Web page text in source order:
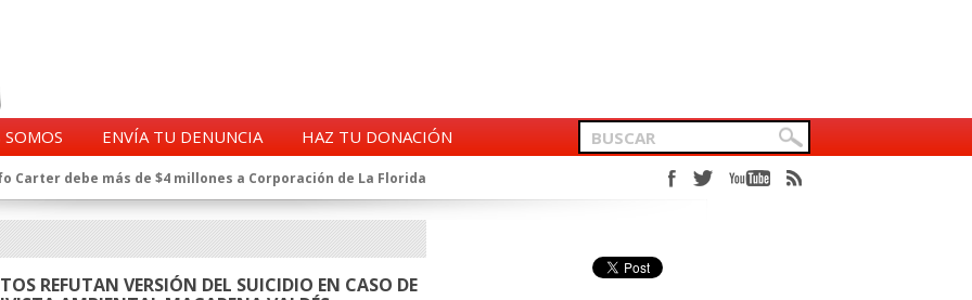
ENVÍA TU DENUNCIA
HAZ TU DONACIÓN
Carter debe más de $4 millones a Corporación de La Florida
de la CIA en Chile tras archivos desclasificados por Trump
exprefecto de Carabineros de Talca por supuesto fraude al
de Carabineros en el ajedrez del caso Huracán
REFUTAN VERSIÓN DEL SUICIDIO EN CASO DE